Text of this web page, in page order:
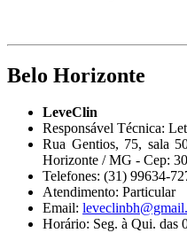
Belo Horizonte
LeveClin
Responsável Técnica:
Rua Gentios, 75, sala
Horizonte / MG - Cep:
Telefones: (31) 99634-
Atendimento: Particular
Email:
Horário: Seg. à Qui. das